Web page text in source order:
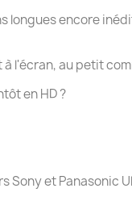
longues encore
à l'écran, au petit
en HD ?
Sony et Panasonic